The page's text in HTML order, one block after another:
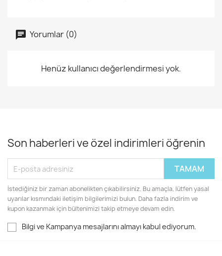
Yorumlar (0)
Henüz kullanıcı değerlendirmesi yok.
Son haberleri ve özel indirimleri öğrenin
İstediğiniz bir zaman abonelikten çıkabilirsiniz. Bu amaçla, lütfen yasal
uyarılar kısmındaki iletişim bilgilerimizi bulun. Daha fazla indirim ve
kupon kazanmak için bültenimizi takip etmeye devam edin.
Bilgi ve Kampanya mesajlarını almayı kabul ediyorum.